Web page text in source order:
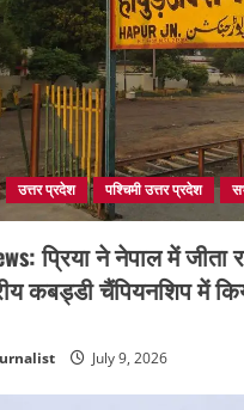
उत्तर प्रदेश पश्चिमी उत्तर प्रदेश
प्रिया ने नेपाल में
कबड्डी चैंपियनशिप में
July 9, 2026